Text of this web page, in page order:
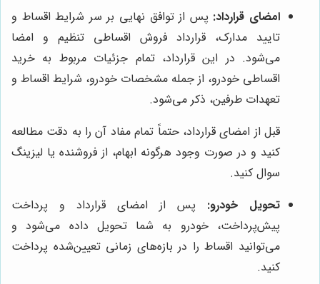
امضای قرارداد: پس از توافق نهایی بر سر شرایط اقساط و
تایید مدارک، قرارداد فروش اقساطی تنظیم و امضا
می‌شود. در این قرارداد، تمام جزئیات مربوط به خرید
اقساطی خودرو، از جمله مشخصات خودرو، شرایط اقساط و
تعهدات طرفین، ذکر می‌شود.
قبل از امضای قرارداد، حتماً تمام مفاد آن را به دقت مطالعه
کنید و در صورت وجود هرگونه ابهام، از فروشنده یا لیزینگ
سوال کنید.
تحویل خودرو: پس از امضای قرارداد و پرداخت
پیش‌پرداخت، خودرو به شما تحویل داده می‌شود و
می‌توانید اقساط را در بازه‌های زمانی تعیین‌شده پرداخت
کنید.